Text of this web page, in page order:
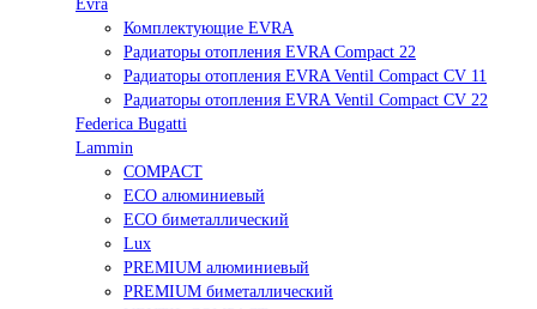
Evra
Комплектующие EVRA
Радиаторы отопления EVRA Compact 22
Радиаторы отопления EVRA Ventil Compact CV 11
Радиаторы отопления EVRA Ventil Compact CV 22
Federica Bugatti
Lammin
COMPACT
ECO алюминиевый
ECO биметаллический
Lux
PREMIUM алюминиевый
PREMIUM биметаллический